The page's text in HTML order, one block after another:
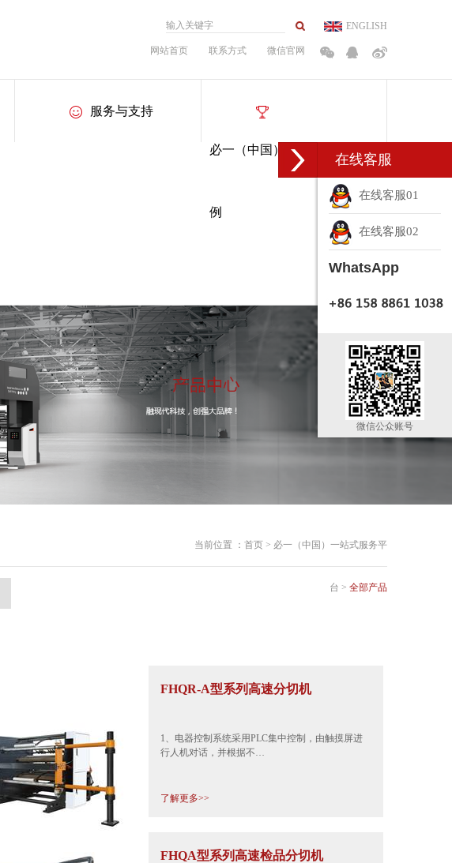
ENGLISH
网站首页 联系方式 微信官网
服务与支持
必一（中国）一站式服务平台案
例
在线客服
在线客服01
在线客服02
WhatsApp
微信公众账号
当前位置 ： 首页 > 必一（中国）一站式服务平
台 > 全部产品
FHQR-A型系列高速分切机
1、电器控制系统采用PLC集中控制，由触摸屏进
行人机对话，并根据不…
了解更多>>
FHQA型系列高速检品分切机